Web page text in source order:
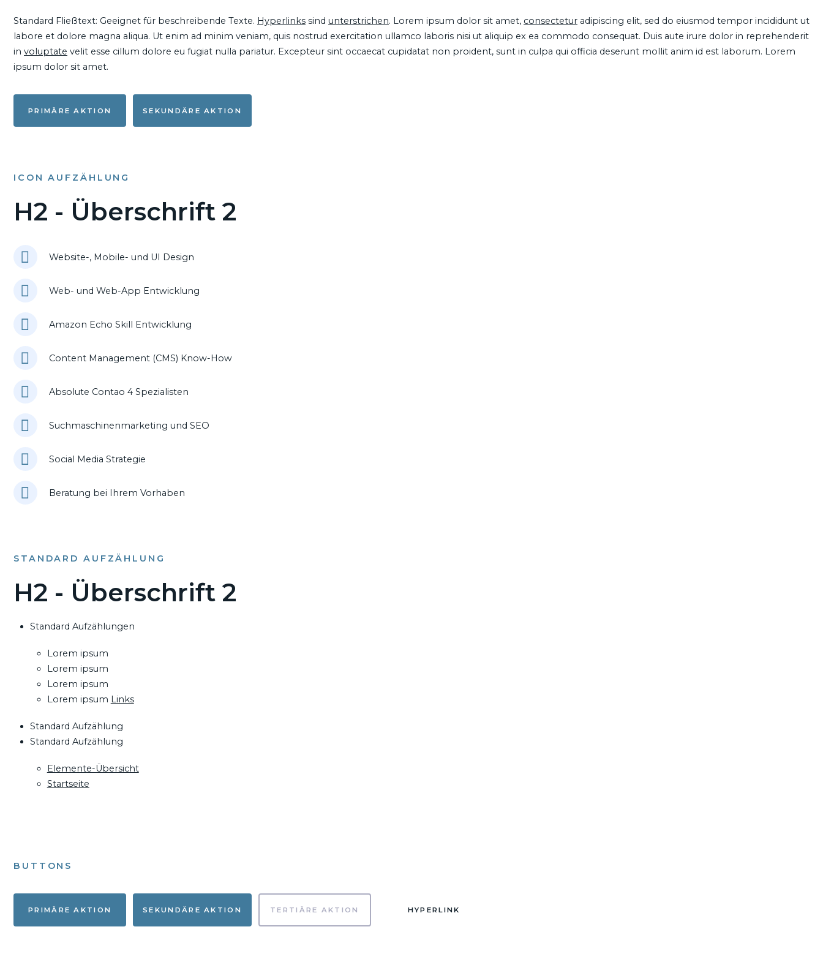
Standard Fließtext: Geeignet für beschreibende Texte. Hyperlinks sind unterstrichen. Lorem ipsum dolor sit amet, consectetur adipiscing elit, sed do eiusmod tempor incididunt ut
labore et dolore magna aliqua. Ut enim ad minim veniam, quis nostrud exercitation ullamco laboris nisi ut aliquip ex ea commodo consequat. Duis aute irure dolor in reprehenderit
in voluptate velit esse cillum dolore eu fugiat nulla pariatur. Excepteur sint occaecat cupidatat non proident, sunt in culpa qui officia deserunt mollit anim id est laborum. Lorem
ipsum dolor sit amet.
PRIMÄRE AKTION SEKUNDÄRE AKTION
ICON AUFZÄHLUNG
H2 - Überschrift 2
Website-, Mobile- und UI Design
Web- und Web-App Entwicklung
Amazon Echo Skill Entwicklung
Content Management (CMS) Know-How
Absolute Contao 4 Spezialisten
Suchmaschinenmarketing und SEO
Social Media Strategie
Beratung bei Ihrem Vorhaben
STANDARD AUFZÄHLUNG
H2 - Überschrift 2
Standard Aufzählungen
Lorem ipsum
Lorem ipsum
Lorem ipsum
Lorem ipsum Links
Standard Aufzählung
Standard Aufzählung
Elemente-Übersicht
Startseite
BUTTONS
PRIMÄRE AKTION SEKUNDÄRE AKTION TERTIÄRE AKTION HYPERLINK